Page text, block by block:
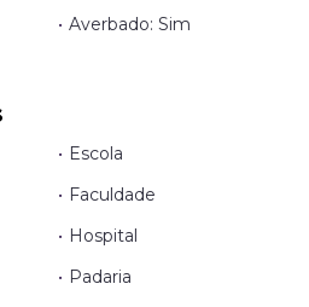
• Averbado: Sim
• Escola
• Faculdade
• Hospital
• Padaria